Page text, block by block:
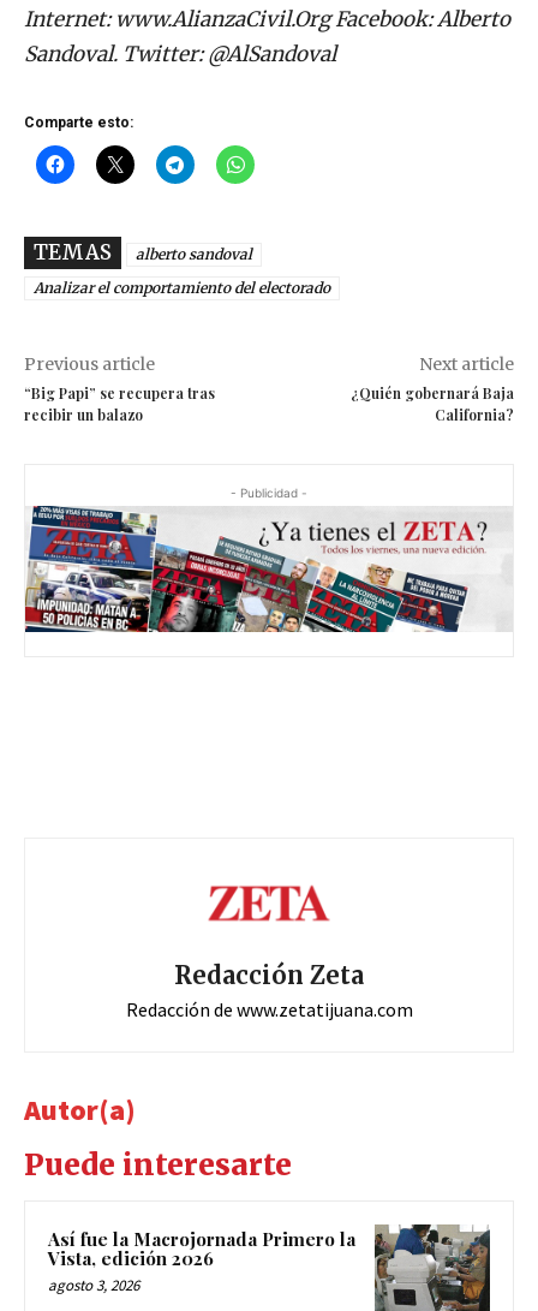
Internet: www.AlianzaCivil.Org Facebook: Alberto
Sandoval. Twitter: @AlSandoval
Comparte esto:
TEMAS
alberto sandoval
Analizar el comportamiento del electorado
Previous article
“Big Papi” se recupera tras
recibir un balazo
Next article
¿Quién gobernará Baja
California?
- Publicidad -
Redacción Zeta
Redacción de www.zetatijuana.com
Autor(a)
Puede interesarte
Así fue la Macrojornada Primero la
Vista, edición 2026
agosto 3, 2026